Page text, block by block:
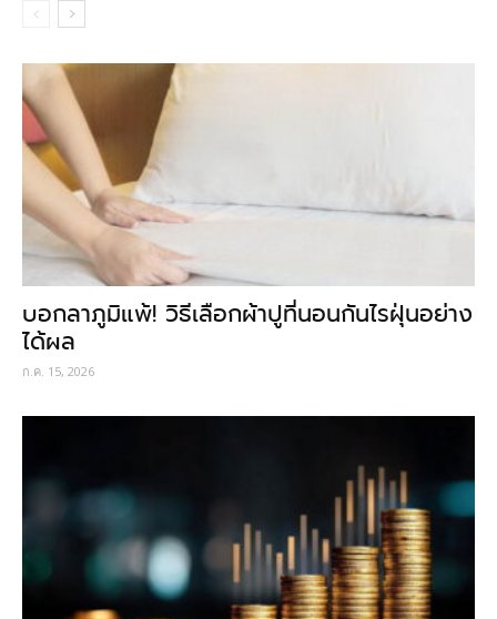
บอกลาภูมิแพ้! วิธีเลือกผ้าปูที่นอนกันไรฝุ่นอย่าง
ได้ผล
ก.ค. 15, 2026